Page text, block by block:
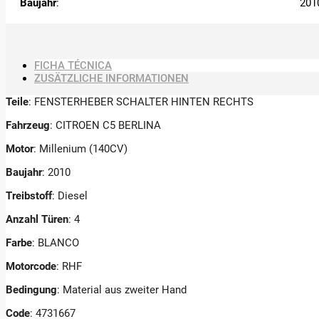
Baujahr:
FICHA TÉCNICA
ZUSÄTZLICHE INFORMATIONEN
Teile: FENSTERHEBER SCHALTER HINTEN RECHTS
Fahrzeug: CITROEN C5 BERLINA
Motor: Millenium (140CV)
Baujahr: 2010
Treibstoff: Diesel
Anzahl Türen: 4
Farbe: BLANCO
Motorcode: RHF
Bedingung: Material aus zweiter Hand
Code: 4731667